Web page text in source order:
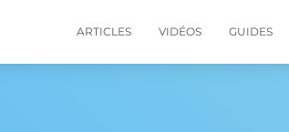
ARTICLES VIDÉOS GUIDES